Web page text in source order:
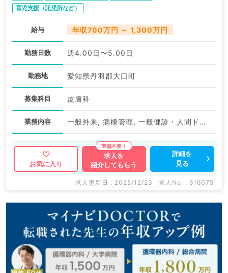
育児支援（託児所など）
給与 年収700万円 ～ 1,300万円
勤務日数 週4.00日〜5.00日
勤務地 愛知県丹羽郡大口町
募集科目 皮膚科
業務内容 一般外来, 病棟管理, 一般健診・人間ドック
お気に入り
求人を
紹介してもらう
詳細を
見る
求人更新日 : 2025/12/23 求人No. : 616075